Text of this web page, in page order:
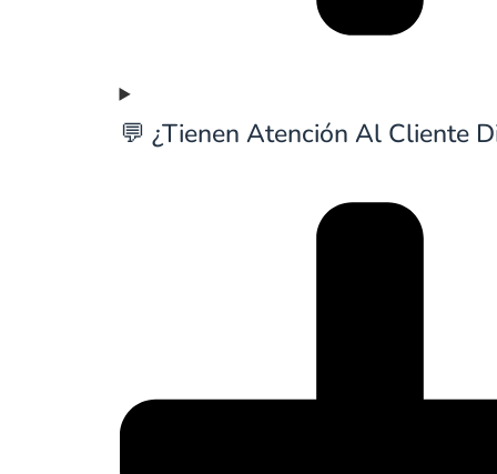
💬 ¿Tienen Atención Al Cliente